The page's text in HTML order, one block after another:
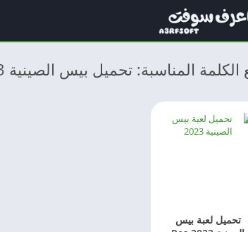
المناسبة: تحميل بيس الصينية 2023 من ميديا فاير
تحميل لعبة بيس